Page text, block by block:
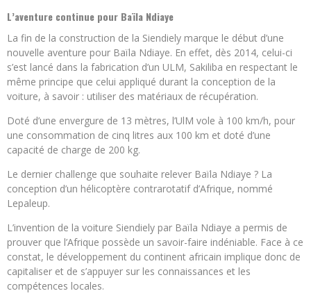
L’aventure continue pour Baïla Ndiaye
La fin de la construction de la Siendiely marque le début d’une
nouvelle aventure pour Baïla Ndiaye. En effet, dès 2014, celui-ci
s’est lancé dans la fabrication d’un ULM, Sakiliba en respectant le
même principe que celui appliqué durant la conception de la
voiture, à savoir : utiliser des matériaux de récupération.
Doté d’une envergure de 13 mètres, l’UlM vole à 100 km/h, pour
une consommation de cinq litres aux 100 km et doté d’une
capacité de charge de 200 kg.
Le dernier challenge que souhaite relever Baïla Ndiaye ? La
conception d’un hélicoptère contrarotatif d’Afrique, nommé
Lepaleup.
L’invention de la voiture Siendiely par Baïla Ndiaye a permis de
prouver que l’Afrique possède un savoir-faire indéniable. Face à ce
constat, le développement du continent africain implique donc de
capitaliser et de s’appuyer sur les connaissances et les
compétences locales.